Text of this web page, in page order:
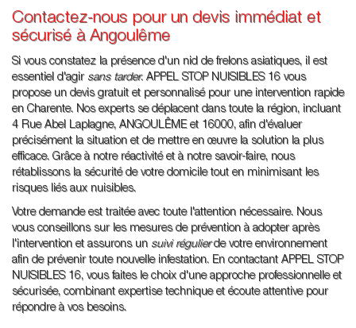
Contactez-nous pour un devis immédiat et
sécurisé à Angoulême
Si vous constatez la présence d'un nid de frelons asiatiques, il est
essentiel d'agir sans tarder. APPEL STOP NUISIBLES 16 vous
propose un devis gratuit et personnalisé pour une intervention rapide
en Charente. Nos experts se déplacent dans toute la région, incluant
4 Rue Abel Laplagne, ANGOULÊME et 16000, afin d'évaluer
précisément la situation et de mettre en œuvre la solution la plus
efficace. Grâce à notre réactivité et à notre savoir-faire, nous
rétablissons la sécurité de votre domicile tout en minimisant les
risques liés aux nuisibles.
Votre demande est traitée avec toute l'attention nécessaire. Nous
vous conseillons sur les mesures de prévention à adopter après
l'intervention et assurons un suivi régulierde votre environnement
afin de prévenir toute nouvelle infestation. En contactant APPEL STOP
NUISIBLES 16, vous faites le choix d'une approche professionnelle et
sécurisée, combinant expertise technique et écoute attentive pour
répondre à vos besoins.